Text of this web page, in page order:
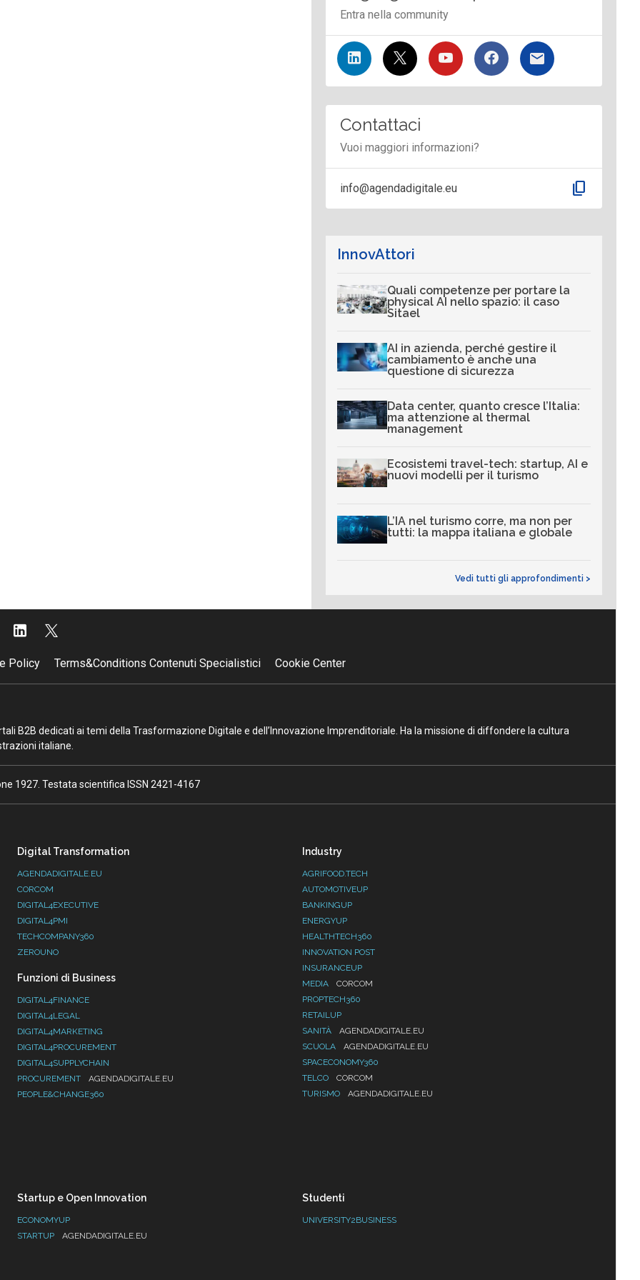
Entra nella community
Contattaci
Vuoi maggiori informazioni?
info@agendadigitale.eu content_copy
InnovAttori
Quali competenze per portare la
physical AI nello spazio: il caso
Sitael
AI in azienda, perché gestire il
cambiamento è anche una
questione di sicurezza
Data center, quanto cresce l’Italia:
ma attenzione al thermal
management
Ecosistemi travel-tech: startup, AI e
nuovi modelli per il turismo
L’IA nel turismo corre, ma non per
tutti: la mappa italiana e globale
Vedi tutti gli approfondimenti >
Policy Terms&Conditions Contenuti Specialistici Cookie Center
B2B dedicati ai temi della Trasformazione Digitale e dell’Innovazione Imprenditoriale. Ha la missione di diffondere la cultura
italiane.
1927. Testata scientifica ISSN 2421-4167
Digital Transformation
AGENDADIGITALE.EU
CORCOM
DIGITAL4EXECUTIVE
DIGITAL4PMI
TECHCOMPANY360
ZEROUNO
Funzioni di Business
DIGITAL4FINANCE
DIGITAL4LEGAL
DIGITAL4MARKETING
DIGITAL4PROCUREMENT
DIGITAL4SUPPLYCHAIN
PROCUREMENT
AGENDADIGITALE.EU
PEOPLE&CHANGE360
Industry
AGRIFOOD.TECH
AUTOMOTIVEUP
BANKINGUP
ENERGYUP
HEALTHTECH360
INNOVATION POST
INSURANCEUP
MEDIA
CORCOM
PROPTECH360
RETAILUP
SANITÀ
AGENDADIGITALE.EU
SCUOLA
AGENDADIGITALE.EU
SPACECONOMY360
TELCO
CORCOM
TURISMO
AGENDADIGITALE.EU
Startup e Open Innovation
ECONOMYUP
STARTUP
AGENDADIGITALE.EU
Studenti
UNIVERSITY2BUSINESS